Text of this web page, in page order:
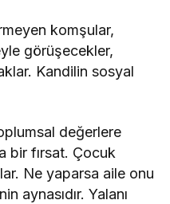
komşular,
görüşecekler,
Kandilin sosyal
değerlere
bir fırsat. Çocuk
Ne yaparsa aile onu
aynasıdır. Yalanı